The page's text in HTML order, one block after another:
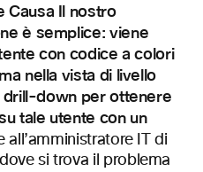
Causa Il nostro
è semplice: viene
con codice a colori
nella vista di livello
down per ottenere
tale utente con un
IT di
si trova il problema